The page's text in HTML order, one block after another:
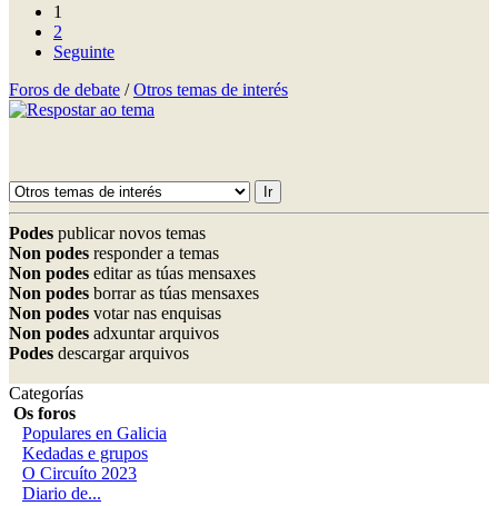
1
2
Seguinte
Foros de debate /Otros temas de interés
Podes publicar novos temas
Non podes responder a temas
Non podes editar as túas mensaxes
Non podes borrar as túas mensaxes
Non podes votar nas enquisas
Non podes adxuntar arquivos
Podes descargar arquivos
Categorías
Os foros
Populares en Galicia
Kedadas e grupos
O Circuíto 2023
Diario de...